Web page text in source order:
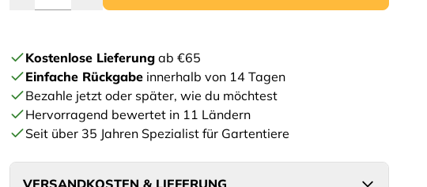
Kostenlose Lieferung ab €65
Einfache Rückgabe innerhalb von 14 Tagen
Bezahle jetzt oder später, wie du möchtest
Hervorragend bewertet in 11 Ländern
Seit über 35 Jahren Spezialist für Gartentiere
VERSANDKOSTEN & LIEFERUNG